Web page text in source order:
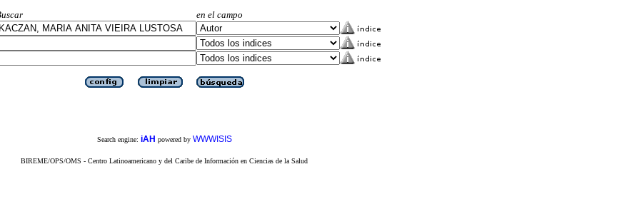
en el campo
Search engine: iAH powered by WWWISIS
BIREME/OPS/OMS - Centro Latinoamericano y del Caribe de Información en Ciencias de la Salud